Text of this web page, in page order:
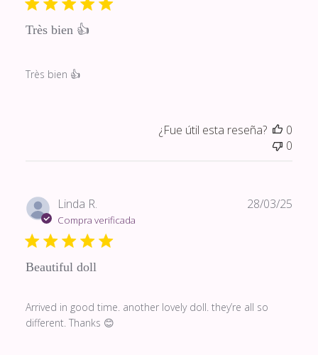
Très bien 👍
Très bien 👍
¿Fue útil esta reseña?
0
0
Linda R.
Compra verificada
Beautiful doll
Arrived in good time. another lovely doll. they’re all so
different. Thanks 😊
28/03/25